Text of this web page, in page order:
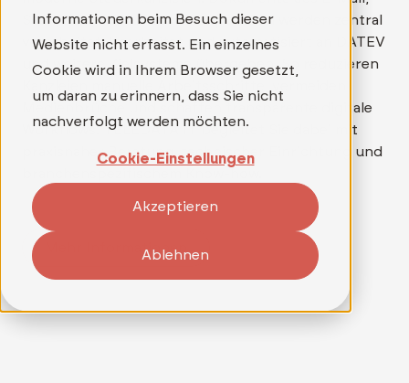
Informationen beim Besuch dieser
Website nicht erfasst. Ein einzelnes
Cookie wird in Ihrem Browser gesetzt,
um daran zu erinnern, dass Sie nicht
nachverfolgt werden möchten.
Cookie-Einstellungen
Akzeptieren
Ablehnen
Scan, Post oder Mandantenportalen werden zentral
verarbeitet, bearbeitet und automatisiert an DATEV
und weitere Zielsysteme übergeben. So reduzieren
Medienbrüche und schaffen transparente digitale
Workflows. TELEDATA IT begleitet Sie dabei mit
praxisnaher Beratung, technischer Einrichtung und
Mehr Informationen